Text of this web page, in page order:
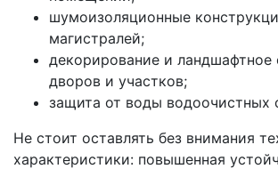
шумоизоляционные
магистралей;
декорирование и
дворов и участков;
защита от воды водоочистных
Не стоит оставлять без внимания
характеристики: повышенная